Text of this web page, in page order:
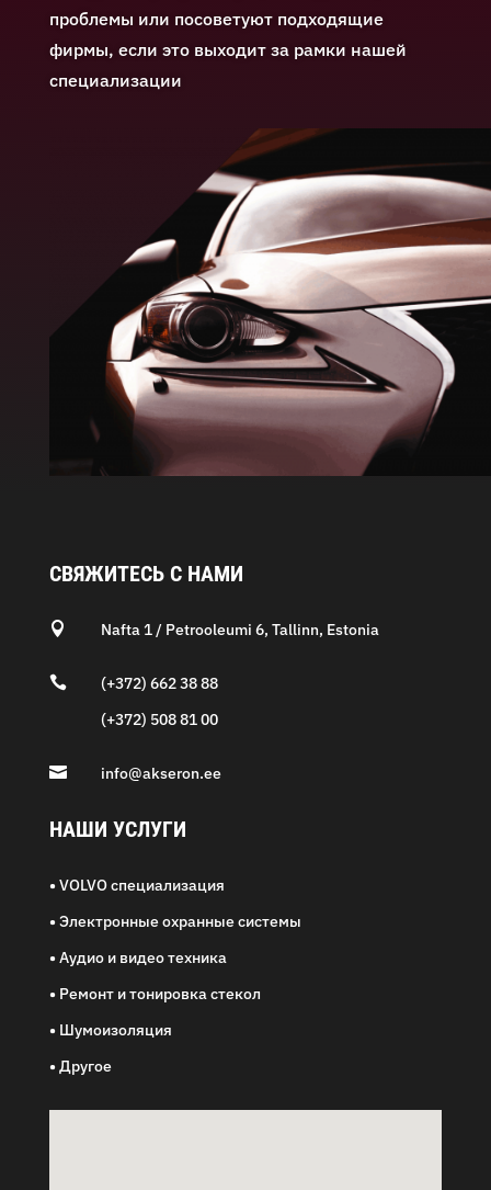
проблемы или посоветуют подходящие
фирмы, если это выходит за рамки нашей
специализации
СВЯЖИТЕСЬ С НАМИ
 Nafta 1 / Petrooleumi 6, Tallinn, Estonia

(+372) 662 38 88
(+372) 508 81 00
 info@akseron.ee
НАШИ УСЛУГИ
•VOLVO специализация
•Электронные охранные системы
•Аудио и видео техника
• Ремонт и тонировка стекол
• Шумоизоляция
•Другое